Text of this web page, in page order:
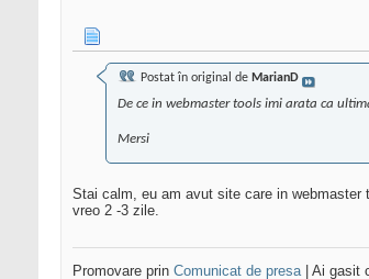
Postat în original de MarianD
De ce in webmaster tools imi arata ca
Mersi
Stai calm, eu am avut site care in webmaster
vreo 2 -3 zile.
Promovare prin Comunicat de presa| Ai gasit